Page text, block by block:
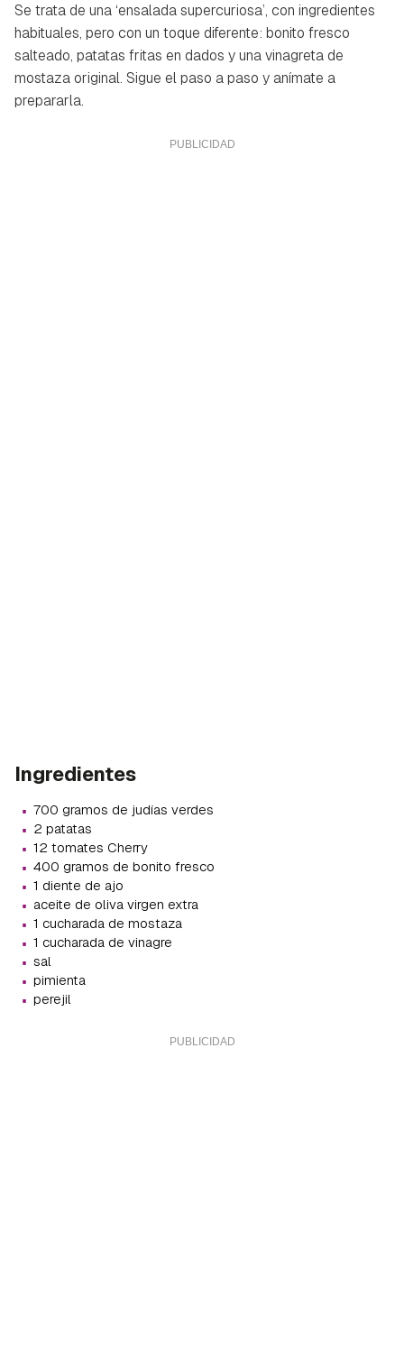
Se trata de una ‘ensalada supercuriosa’, con ingredientes
habituales, pero con un toque diferente: bonito fresco
salteado, patatas fritas en dados y una vinagreta de
mostaza original. Sigue el paso a paso y anímate a
prepararla.
Ingredientes
· 700 gramos de judías verdes
· 2 patatas
· 12 tomates Cherry
· 400 gramos de bonito fresco
· 1 diente de ajo
· aceite de oliva virgen extra
· 1 cucharada de mostaza
· 1 cucharada de vinagre
· sal
· pimienta
· perejil